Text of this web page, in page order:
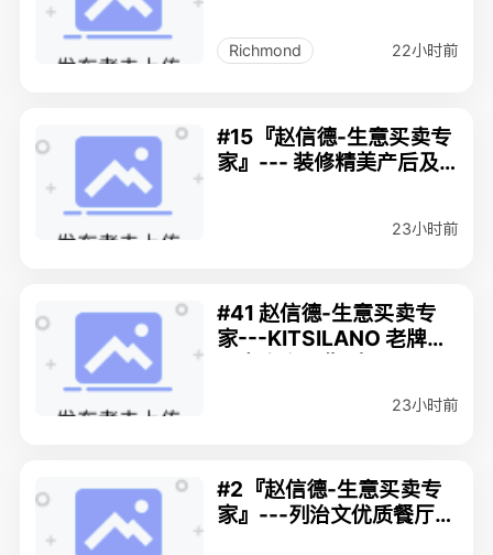
Richmond 22小时前
#15『赵信德-生意买卖专
家』--- 装修精美产后及
23小时前
#41 赵信德-生意买卖专
家---KITSILANO 老牌美
23小时前
#2『赵信德-生意买卖专
家』---列治文优质餐厅M